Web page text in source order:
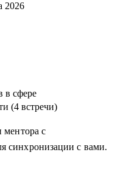
2026
в сфере
(4 встречи)
ментора с
синхронизации с вами.